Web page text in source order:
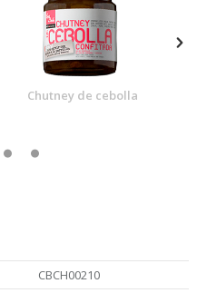
Chutney de cebolla
CBCH00210